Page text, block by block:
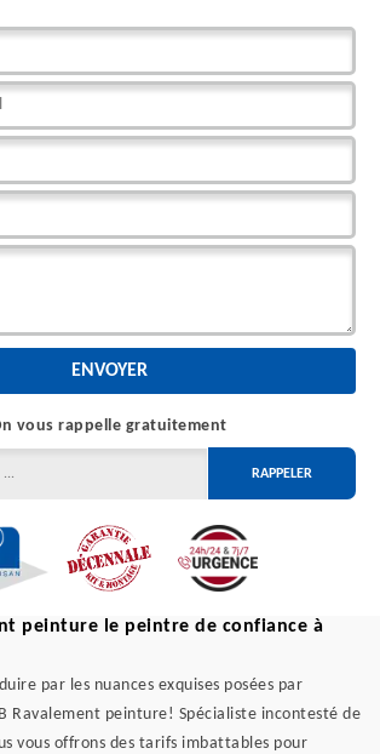
vous rappelle gratuitement
peinture le peintre de confiance à
par les nuances exquises posées par
Ravalement peinture! Spécialiste incontesté de
vous offrons des tarifs imbattables pour